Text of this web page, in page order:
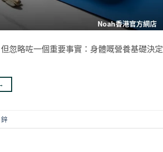
忽略咗一個重要事實：身體嘅營養基礎決定
鋅